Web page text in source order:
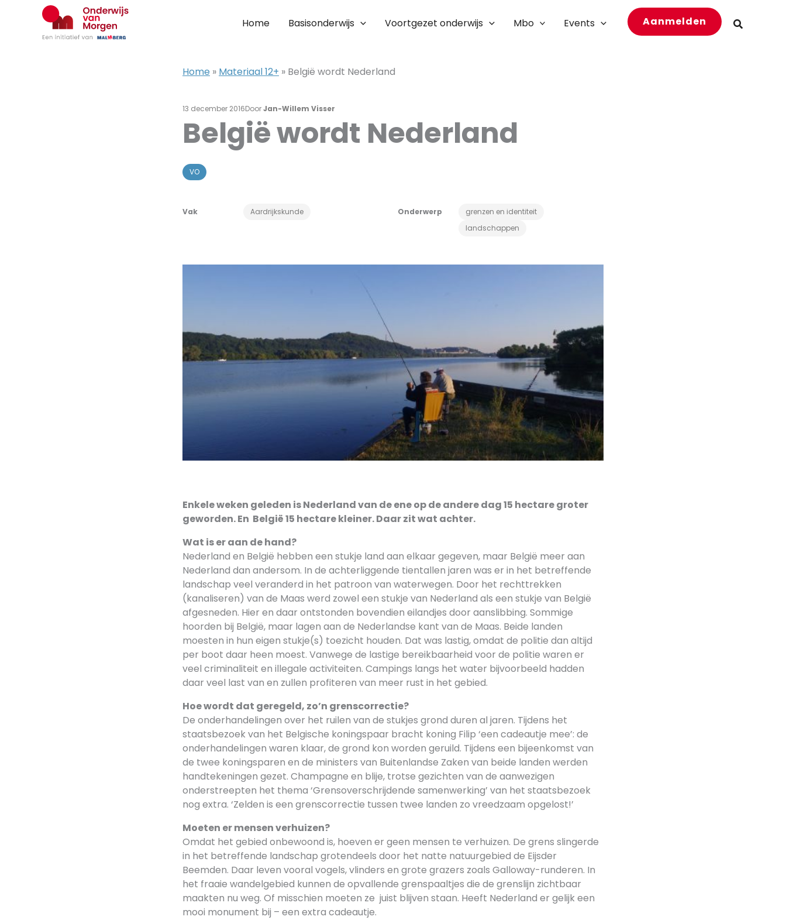
Home Basisonderwijs Voortgezet onderwijs Mbo Events Aanmelden Zoeken
Home » Materiaal 12+ » België wordt Nederland
13 december 2016DoorJan-Willem Visser
VO
Vak Aardrijkskunde Onderwerp
grenzen en identiteit
landschappen
België wordt Nederland
Enkele weken geleden is Nederland van de ene op de andere dag 15 hectare groter
geworden. En België 15 hectare kleiner. Daar zit wat achter.
Wat is er aan de hand?
Nederland en België hebben een stukje land aan elkaar gegeven, maar België meer aan
Nederland dan andersom. In de achterliggende tientallen jaren was er in het betreffende
landschap veel veranderd in het patroon van waterwegen. Door het rechttrekken
(kanaliseren) van de Maas werd zowel een stukje van Nederland als een stukje van België
afgesneden. Hier en daar ontstonden bovendien eilandjes door aanslibbing. Sommige
hoorden bij België, maar lagen aan de Nederlandse kant van de Maas. Beide landen
moesten in hun eigen stukje(s) toezicht houden. Dat was lastig, omdat de politie dan altijd
per boot daar heen moest. Vanwege de lastige bereikbaarheid voor de politie waren er
veel criminaliteit en illegale activiteiten. Campings langs het water bijvoorbeeld hadden
daar veel last van en zullen profiteren van meer rust in het gebied.
Hoe wordt dat geregeld, zo’n grenscorrectie?
De onderhandelingen over het ruilen van de stukjes grond duren al jaren. Tijdens het
staatsbezoek van het Belgische koningspaar bracht koning Filip ‘een cadeautje mee’: de
onderhandelingen waren klaar, de grond kon worden geruild. Tijdens een bijeenkomst van
de twee koningsparen en de ministers van Buitenlandse Zaken van beide landen werden
handtekeningen gezet. Champagne en blije, trotse gezichten van de aanwezigen
onderstreepten het thema ‘Grensoverschrijdende samenwerking’ van het staatsbezoek
nog extra. ‘Zelden is een grenscorrectie tussen twee landen zo vreedzaam opgelost!’
Moeten er mensen verhuizen?
Omdat het gebied onbewoond is, hoeven er geen mensen te verhuizen. De grens slingerde
in het betreffende landschap grotendeels door het natte natuurgebied de Eijsder
Beemden. Daar leven vooral vogels, vlinders en grote grazers zoals Galloway-runderen. In
het fraaie wandelgebied kunnen de opvallende grenspaaltjes die de grenslijn zichtbaar
maakten nu weg. Of misschien moeten ze juist blijven staan. Heeft Nederland er gelijk een
mooi monument bij – een extra cadeautje.